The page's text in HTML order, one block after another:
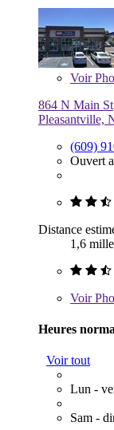
Voir
864 N Main St
Pleasantville,
(609)
Ouvert
Distance
1,6
Voir
Heures
Voir tout
Lun -
Sam -